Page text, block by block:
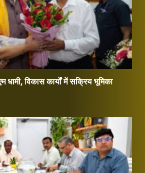
धामी, विकास कार्यों में सक्रिय भूमिका